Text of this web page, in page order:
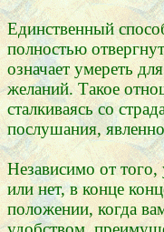
Единственный
полностью
означает умереть
желаний. Такое
сталкиваясь со
послушания,
Независимо от
или нет, в конце
положении, когда